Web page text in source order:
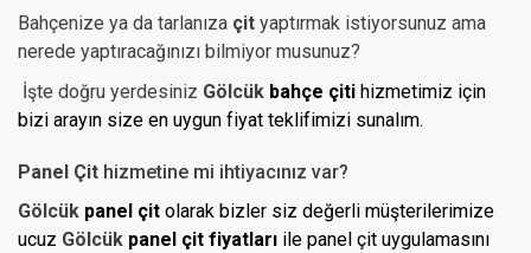
Bahçenize ya da tarlanıza çit yaptırmak istiyorsunuz ama
nerede yaptıracağınızı bilmiyor musunuz?
İşte doğru yerdesiniz Gölcük bahçe çiti hizmetimiz için
bizi arayın size en uygun fiyat teklifimizi sunalım.
Panel Çit hizmetine mi ihtiyacınız var?
Gölcük panel çit olarak bizler siz değerli müşterilerimize
ucuz Gölcük panel çit fiyatları ile panel çit uygulamasını